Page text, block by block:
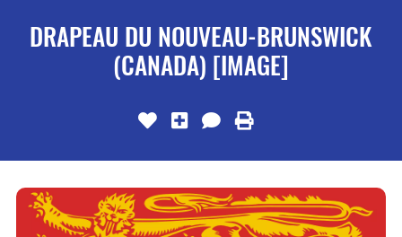
DRAPEAU DU NOUVEAU-BRUNSWICK
(CANADA) [IMAGE]